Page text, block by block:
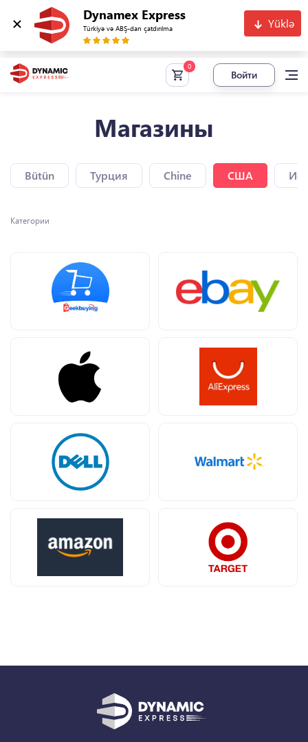
Dynamex Express
Türkiyə və ABŞ-dan çatdırılma Yüklə
Войти
Магазины
Bütün Турция Chine США
Категории